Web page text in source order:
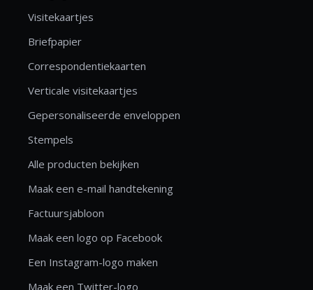
Visitekaartjes
Briefpapier
Correspondentiekaarten
Verticale visitekaartjes
Gepersonaliseerde enveloppen
Stempels
Alle producten bekijken
Maak een e-mail handtekening
Factuursjabloon
Maak een logo op Facebook
Een Instagram-logo maken
Maak een Twitter-logo